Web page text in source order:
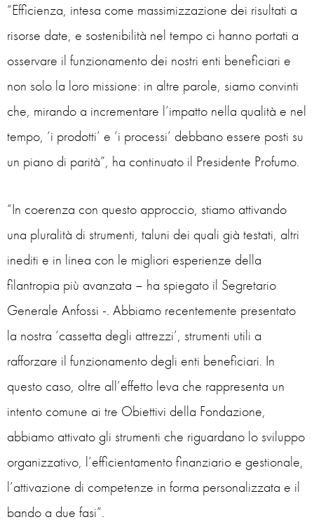
“Efficienza, intesa come massimizzazione dei risultati a
risorse date, e sostenibilità nel tempo ci hanno portati a
osservare il funzionamento dei nostri enti beneficiari e
non solo la loro missione: in altre parole, siamo convinti
che, mirando a incrementare l’impatto nella qualità e nel
tempo, ‘i prodotti’ e ‘i processi’ debbano essere posti su
un piano di parità”, ha continuato il Presidente Profumo.
“In coerenza con questo approccio, stiamo attivando
una pluralità di strumenti, taluni dei quali già testati, altri
inediti e in linea con le migliori esperienze della
filantropia più avanzata – ha spiegato il Segretario
Generale Anfossi -. Abbiamo recentemente presentato
la nostra ‘cassetta degli attrezzi’, strumenti utili a
rafforzare il funzionamento degli enti beneficiari. In
questo caso, oltre all’effetto leva che rappresenta un
intento comune ai tre Obiettivi della Fondazione,
abbiamo attivato gli strumenti che riguardano lo sviluppo
organizzativo, l’efficientamento finanziario e gestionale,
l’attivazione di competenze in forma personalizzata e il
bando a due fasi”.